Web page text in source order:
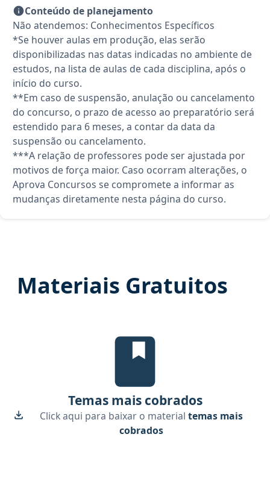
Conteúdo de planejamento
Não atendemos: Conhecimentos Específicos
*Se houver aulas em produção, elas serão
disponibilizadas nas datas indicadas no ambiente de
estudos, na lista de aulas de cada disciplina, após o
início do curso.
**Em caso de suspensão, anulação ou cancelamento
do concurso, o prazo de acesso ao preparatório será
estendido para 6 meses, a contar da data da
suspensão ou cancelamento.
***A relação de professores pode ser ajustada por
motivos de força maior. Caso ocorram alterações, o
Aprova Concursos se compromete a informar as
mudanças diretamente nesta página do curso.
Materiais Gratuitos
Temas mais cobrados, material
Temas mais cobrados
Click aqui para baixar o material temas mais
cobrados